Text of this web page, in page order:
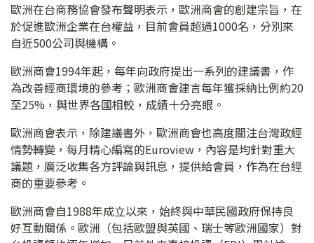
歐洲在台商務協會發布聲明表示，歐洲商會的創建宗旨，在
於促進歐洲企業在台權益，目前會員超過1000名，分別來
自近500公司與機構。
歐洲商會1994年起，每年向政府提出一系列的建議書，作
為改善經商環境的參考；歐洲商會建言每年獲採納比例約20
至25%，與世界各國相較，成績十分亮眼。
歐洲商會表示，除建議書外，歐洲商會也高度關注台灣政經
情勢轉變，每月精心編寫的Euroview，內容是均針對重大
議題，廣泛收集各方評論與訊息，提供給會員，作為在台經
商的重要參考。
歐洲商會自1988年成立以來，始終與中華民國政府保持良
好互動關係。歐洲（包括歐盟與英國、瑞士等歐洲國家）對